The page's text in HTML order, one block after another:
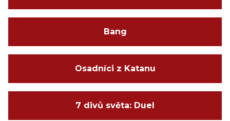
Bang
Osadníci z Katanu
7 divů světa: Duel